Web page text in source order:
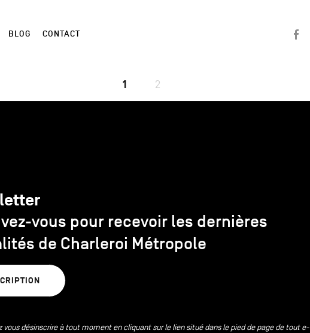
BLOG CONTACT
1 2
vous pour recevoir les dernières
de Charleroi Métropole
vous désinscrire à tout moment en cliquant sur le lien situé dans le pied de page de tout e-